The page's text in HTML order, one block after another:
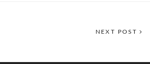
NEXT POST